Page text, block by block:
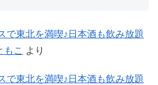
で東北を満喫♪日本酒も飲み放題
もこ より
で東北を満喫♪日本酒も飲み放題